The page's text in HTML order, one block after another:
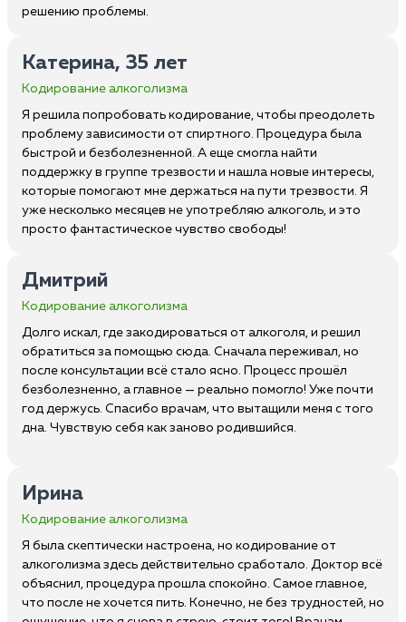
решению проблемы.
Катерина, 35 лет
Кодирование алкоголизма
Я решила попробовать кодирование, чтобы преодолеть
проблему зависимости от спиртного. Процедура была
быстрой и безболезненной. А еще смогла найти
поддержку в группе трезвости и нашла новые интересы,
которые помогают мне держаться на пути трезвости. Я
уже несколько месяцев не употребляю алкоголь, и это
просто фантастическое чувство свободы!
Дмитрий
Кодирование алкоголизма
Долго искал, где закодироваться от алкоголя, и решил
обратиться за помощью сюда. Сначала переживал, но
после консультации всё стало ясно. Процесс прошёл
безболезненно, а главное — реально помогло! Уже почти
год держусь. Спасибо врачам, что вытащили меня с того
дна. Чувствую себя как заново родившийся.
Ирина
Кодирование алкоголизма
Я была скептически настроена, но кодирование от
алкоголизма здесь действительно сработало. Доктор всё
объяснил, процедура прошла спокойно. Самое главное,
что после не хочется пить. Конечно, не без трудностей, но